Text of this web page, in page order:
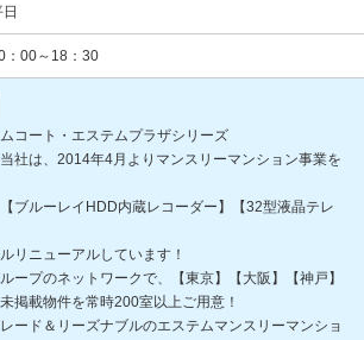
：00～18：30
コート・エステムプラザシリーズ
社は、2014年4月よりマンスリーマンション事業を
ブルーレイHDD内蔵レコーダー】【32型液晶テレ
リニューアルしています！
ープのネットワークで、【東京】【大阪】【神戸】
掲載物件を常時200室以上ご用意！
ード＆リーズナブルのエステムマンスリーマンショ